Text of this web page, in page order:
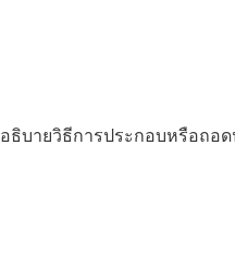
ธิบายวิธีการประกอบหรือถอ